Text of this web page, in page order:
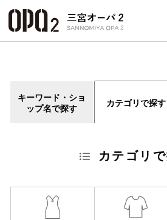
キーワード・ショ
ップ名で探す
カテゴリで探す
カテゴリ